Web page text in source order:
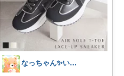
なっちゃん✨いつもありがとう😊✨